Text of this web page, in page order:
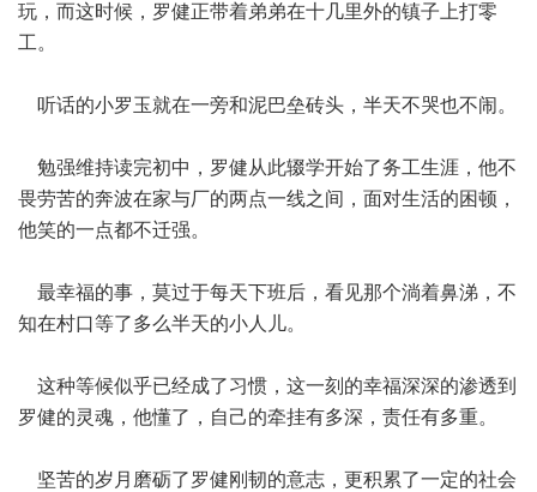
玩，而这时候，罗健正带着弟弟在十几里外的镇子上打零
工。
听话的小罗玉就在一旁和泥巴垒砖头，半天不哭也不闹。
勉强维持读完初中，罗健从此辍学开始了务工生涯，他不
畏劳苦的奔波在家与厂的两点一线之间，面对生活的困顿，
他笑的一点都不迁强。
最幸福的事，莫过于每天下班后，看见那个淌着鼻涕，不
知在村口等了多么半天的小人儿。
这种等候似乎已经成了习惯，这一刻的幸福深深的渗透到
罗健的灵魂，他懂了，自己的牵挂有多深，责任有多重。
坚苦的岁月磨砺了罗健刚韧的意志，更积累了一定的社会